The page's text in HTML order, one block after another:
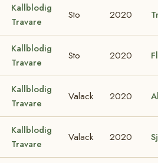
Kallblodig
Travare
Sto 2020
Kallblodig
Travare
Sto 2020
Kallblodig
Travare
Valack 2020
Kallblodig
Travare
Valack 2020